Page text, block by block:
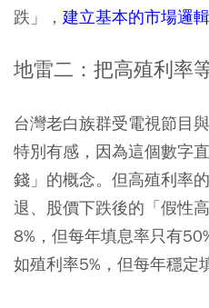
跌」， 建立基本的市場邏
地雷二：把高殖利率
台灣老白族群受電視節目
特別有感，因為這個數字
錢」的概念。但高殖利率
退、股價下跌後的「假性
8%，但每年填息率只有
如殖利率5%，但每年穩定